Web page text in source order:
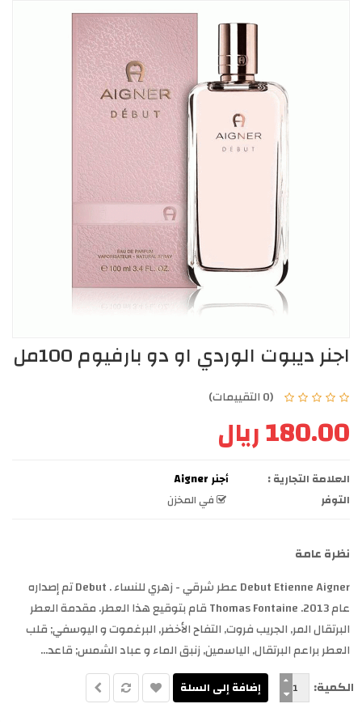
اجنر ديبوت الوردي او دو بارفيوم 100مل
(0 التقييمات)
180.00 ريال
العلامة التجارية :
أجنر Aigner
التوفر
في المخزن
نظرة عامة
Debut Etienne Aigner عطر شرقي - زهري للنساء . Debut تم إصداره
عام 2013. Thomas Fontaine قام بتوقيع هذا العطر. مقدمة العطر
البرتقال المر, الجريب فروت, التفاح الأخضر, البرغموت و اليوسفي; قلب
العطر براعم البرتقال, الياسمين, زنبق الماء و عباد الشمس; قاعد...
الكمية: